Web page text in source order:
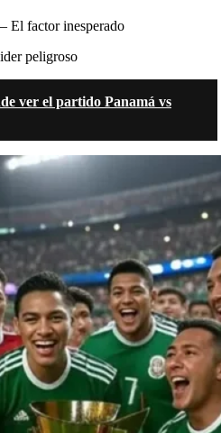
El factor inesperado
peligroso
ver el partido Panamá vs